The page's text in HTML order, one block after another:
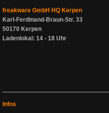
freakware GmbH HQ Kerpen
Karl-Ferdinand-Braun-Str. 33
50170 Kerpen
Ladenlokal: 14 - 18 Uhr
Infos